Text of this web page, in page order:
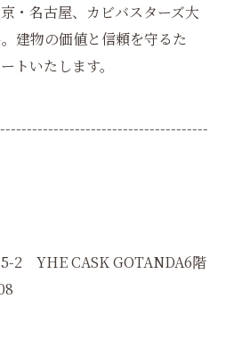
・名古屋、カビバスターズ大
建物の価値と信頼を守るた
トいたします。
2 YHE CASK GOTANDA6階